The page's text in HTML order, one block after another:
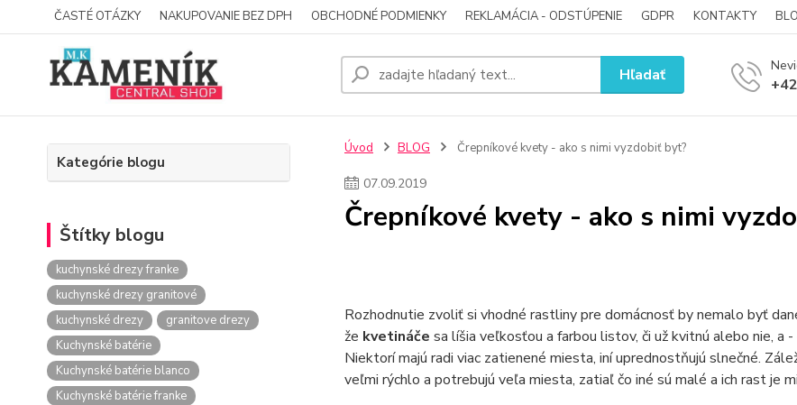
ČASTÉ OTÁZKY NAKUPOVANIE BEZ DPH OBCHODNÉ PODMIENKY REKLAMÁCIA - ODSTÚPENIE GDPR KONTAKTY
Hľadať
Kategórie blogu
Štítky blogu
kuchynské drezy franke
kuchynské drezy granitové
kuchynské drezy
granitove drezy
Kuchynské batérie
Kuchynské batérie blanco
Kuchynské batérie franke
Úvod BLOG Črepníkové kvety - ako s nimi vyzdobiť byt?
07.09.2019
Črepníkové kvety - ako s nimi
Rozhodnutie zvoliť si vhodné rastliny pre domácnosť by nemalo byť
že kvetináče sa líšia veľkosťou a farbou listov, či už kvitnú alebo nie,
Niektorí majú radi viac zatienené miesta, iní uprednostňujú slnečné.
veľmi rýchlo a potrebujú veľa miesta, zatiaľ čo iné sú malé a ich rast je